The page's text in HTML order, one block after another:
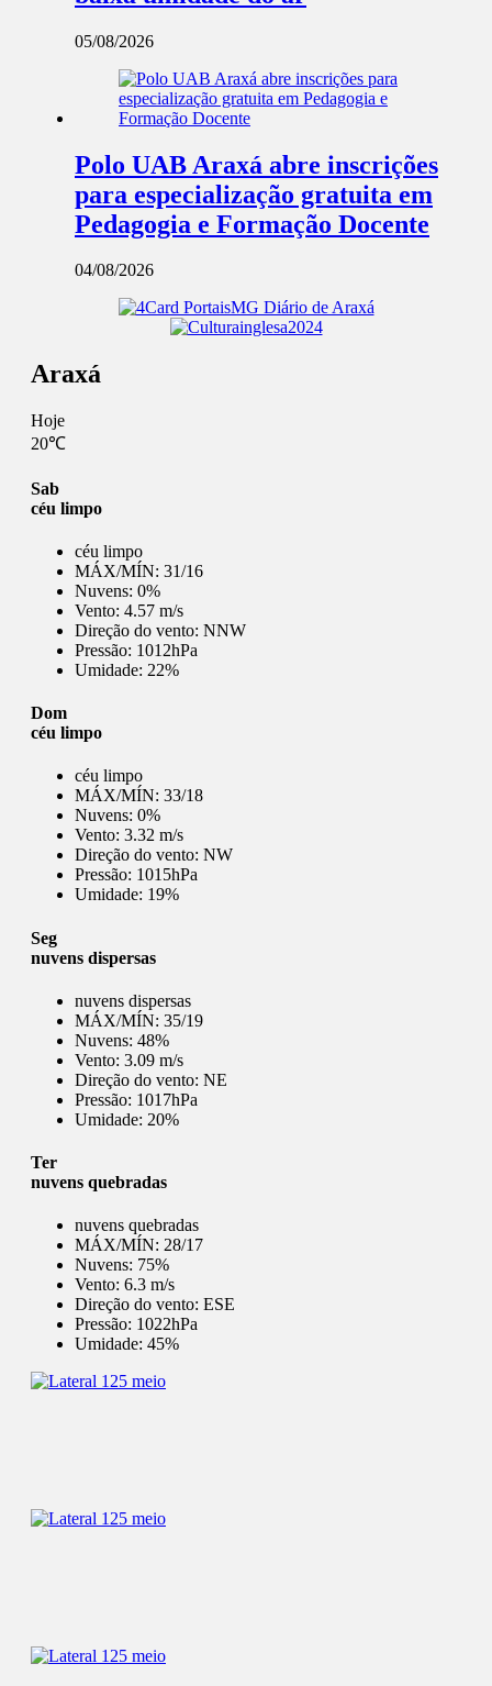
05/08/2026
Polo UAB Araxá abre inscrições
para especialização gratuita em
Pedagogia e Formação Docente
04/08/2026
Araxá
Hoje
20℃
Sab
céu limpo
céu limpo
MÁX/MÍN: 31/16
Nuvens: 0%
Vento: 4.57 m/s
Direção do vento: NNW
Pressão: 1012hPa
Umidade: 22%
Dom
céu limpo
céu limpo
MÁX/MÍN: 33/18
Nuvens: 0%
Vento: 3.32 m/s
Direção do vento: NW
Pressão: 1015hPa
Umidade: 19%
Seg
nuvens dispersas
nuvens dispersas
MÁX/MÍN: 35/19
Nuvens: 48%
Vento: 3.09 m/s
Direção do vento: NE
Pressão: 1017hPa
Umidade: 20%
Ter
nuvens quebradas
nuvens quebradas
MÁX/MÍN: 28/17
Nuvens: 75%
Vento: 6.3 m/s
Direção do vento: ESE
Pressão: 1022hPa
Umidade: 45%